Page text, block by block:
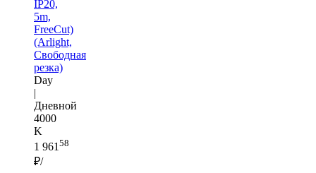
IP20,
5m,
FreeCut)
(Arlight,
Свободная
резка)
Day
|
Дневной
4000
K
1 961 58
₽/